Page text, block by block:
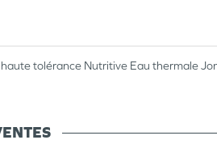
tolérance Nutritive Eau thermale